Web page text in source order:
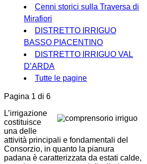
Cenni storici sulla Traversa di
Mirafiori
DISTRETTO IRRIGUO
BASSO PIACENTINO
DISTRETTO IRRIGUO VAL
D’ARDA
Tutte le pagine
Pagina 1 di 6
L’irrigazione
costituisce
una delle
attività principali e fondamentali del
Consorzio, in quanto la pianura
padana è caratterizzata da estati calde,